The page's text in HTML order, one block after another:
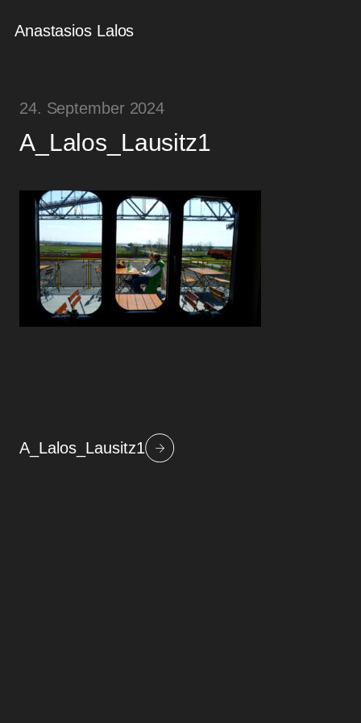
Anastasios Lalos
24. September 2024
A_Lalos_Lausitz1
Beitragsnavigation
A_Lalos_Lausitz1